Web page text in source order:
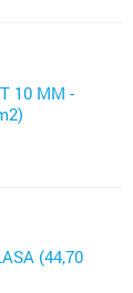
10 MM -
(44,70